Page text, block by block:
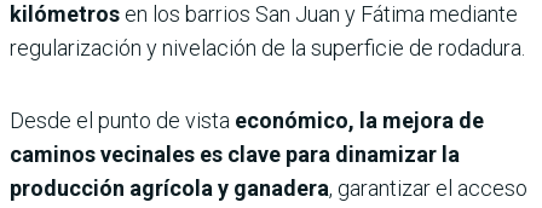
kilómetros en los barrios San Juan y Fátima mediante
regularización y nivelación de la superficie de rodadura.
Desde el punto de vista económico, la mejora de
caminos vecinales es clave para dinamizar la
producción agrícola y ganadera, garantizar el acceso